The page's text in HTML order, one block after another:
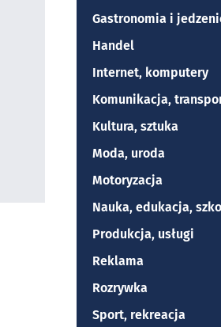
Gastronomia i
Handel
Internet, komputery
Komunikacja,
Kultura, sztuka
Moda, uroda
Motoryzacja
Nauka, edukacja,
Produkcja, usługi
Reklama
Rozrywka
Sport, rekreacja